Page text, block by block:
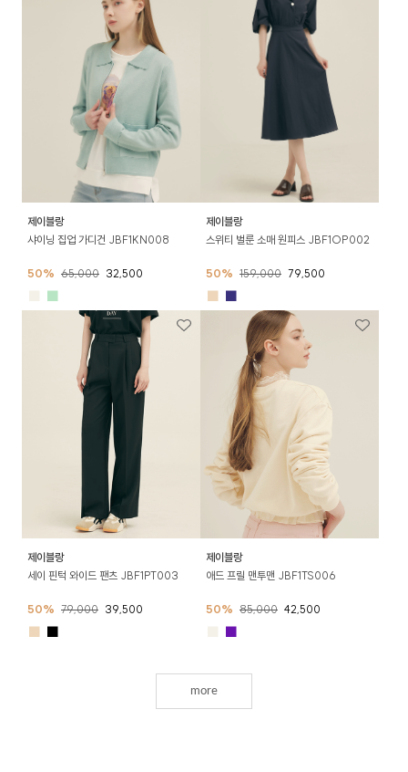
제이블랑
샤이닝 집업 가디건 JBF1KN008
50% 65,000 32,500
■
제이블랑
스위티 벌룬 소매 원피스 JBF1OP002
50% 159,000 79,500
■ ■
제이블랑
세이 핀턱 와이드 팬츠 JBF1PT003
50% 79,000 39,500
■ ■
제이블랑
애드 프릴 맨투맨 JBF1TS006
50% 85,000 42,500
■
more